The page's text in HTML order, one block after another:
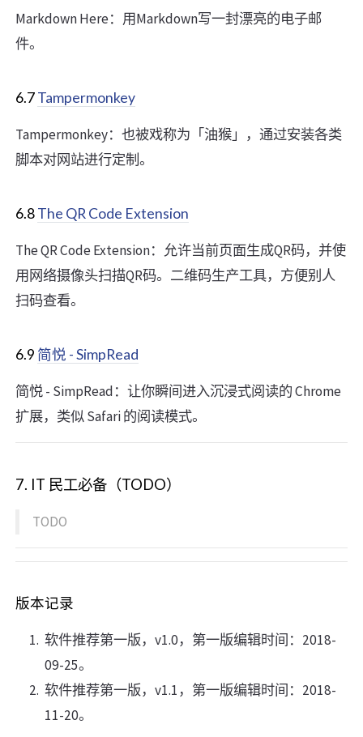
Markdown Here：用Markdown写一封漂亮的电子邮
件。
6.7Tampermonkey
Tampermonkey：也被戏称为「油猴」，通过安装各类
脚本对网站进行定制。
6.8The QR Code Extension
The QR Code Extension：允许当前页面生成QR码，并使
用网络摄像头扫描QR码。二维码生产工具，方便别人
扫码查看。
6.9 简悦 - SimpRead
简悦 - SimpRead：让你瞬间进入沉浸式阅读的 Chrome
扩展，类似 Safari 的阅读模式。
7. IT 民工必备（TODO）
TODO
版本记录
软件推荐第一版，v1.0，第一版编辑时间：2018-
09-25。
软件推荐第一版，v1.1，第一版编辑时间：2018-
11-20。